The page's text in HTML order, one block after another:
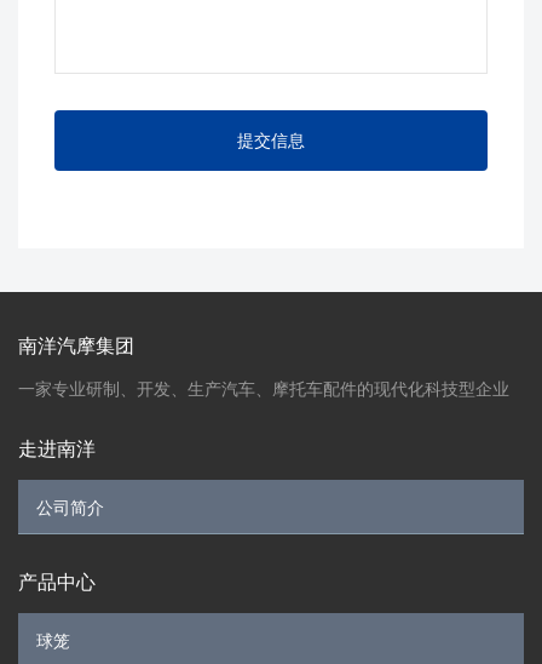
南洋汽摩集团
一家专业研制、开发、生产汽车、摩托车配件的现代化科技型企业
走进南洋
产品中心